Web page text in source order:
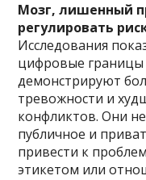
Мозг, лишенный
регулировать
Исследования
цифровые границы
демонстрируют
тревожности и
конфликтов. Они
публичное и
привести к
этикетом или